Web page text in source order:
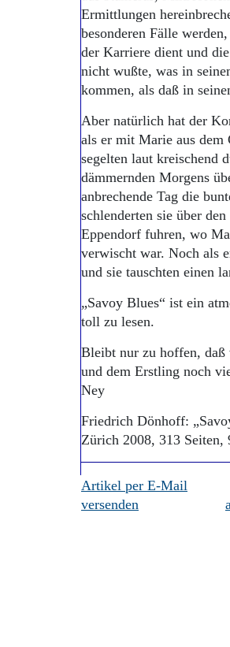
Ermittlungen
besonderen Fälle
der Karriere dient und
nicht wußte, was in
kommen, als daß in
Aber natürlich hat der
als er mit Marie aus
segelten laut kreischend
dämmernden Morgens
anbrechende Tag die
schlenderten sie über
Eppendorf fuhren, wo
verwischt war. Noch als
und sie tauschten einen
„Savoy Blues“ ist ein
toll zu lesen.
Bleibt nur zu hoffen, daß
und dem Erstling noch
Ney
Friedrich Dönhoff:
Zürich 2008, 313 Seiten,
Artikel per E-Mail
versenden